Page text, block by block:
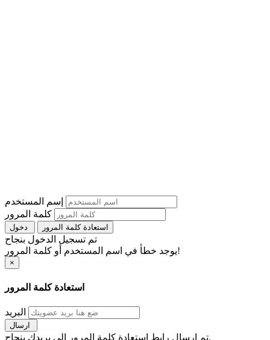
إسم المستخدم
كلمة المرور
استعادة كلمة المرور
تم تسجيل الدخول بنجاح
يوجد خطأ في اسم المستخدم أو كلمة المرور!
×
استعادة كلمة المرور
البريد
تم ارسال رابط استعادة كلمة المرور الى بريدك بنجاح.